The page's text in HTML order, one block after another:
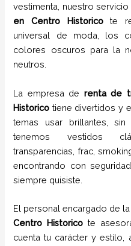
vestimenta, nuestro servicio
enCentro Historicote
universal de moda, los
colores oscuros para la
neutros.
La empresa de renta de
Historico tiene divertidos y
temas usar brillantes,
tenemos vestidos
transparencias, frac,
encontrando con
siempre quisiste.
El personal encargado de la
Centro Historico te
cuenta tu carácter y estilo,